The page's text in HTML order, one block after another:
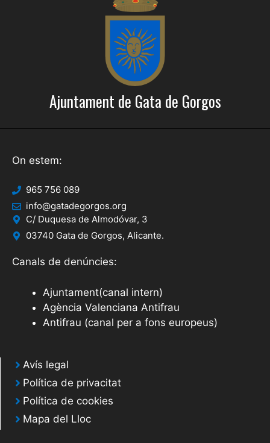
Ajuntament de Gata de Gorgos
On estem:
965 756 089
info@gatadegorgos.org
C/ Duquesa de Almodóvar, 3
03740 Gata de Gorgos, Alicante.
Canals de denúncies:
Ajuntament(canal intern)
Agència Valenciana Antifrau
Antifrau (canal per a fons europeus)
Avís legal
Política de privacitat
Política de cookies
Mapa del Lloc